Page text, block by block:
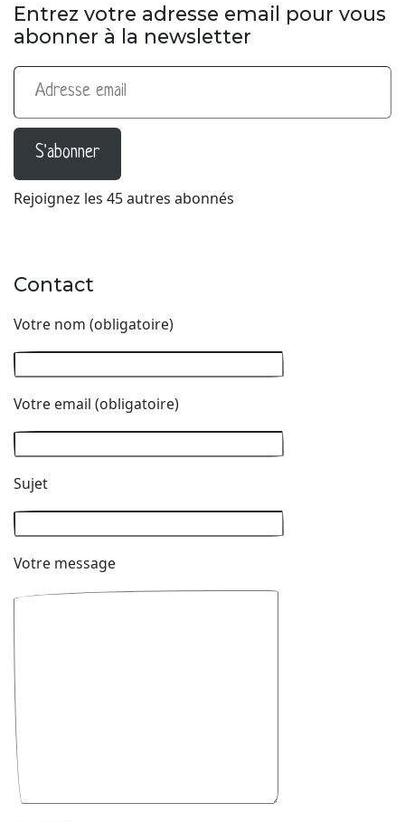
Entrez votre adresse email pour vous
abonner à la newsletter
Adresse email
S'abonner
Rejoignez les 45 autres abonnés
Contact
Votre nom (obligatoire)
Votre email (obligatoire)
Sujet
Votre message